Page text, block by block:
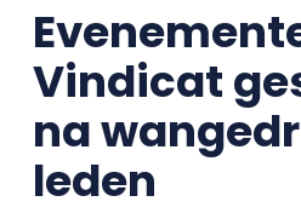
Vindicat
na
leden